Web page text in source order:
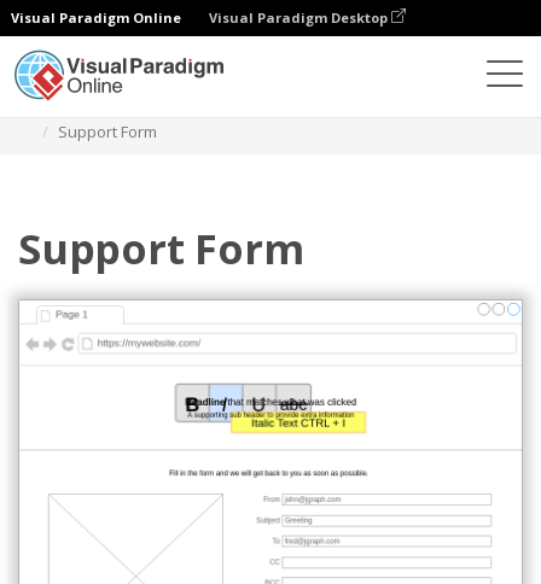
Visual Paradigm Online Visual Paradigm Desktop
Support Form
Support Form